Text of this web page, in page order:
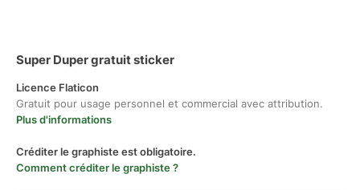
Super Duper gratuit sticker
Licence Flaticon
Gratuit pour usage personnel et commercial avec attribution.
Plus d'informations
Créditer le graphiste est obligatoire.
Comment créditer le graphiste ?